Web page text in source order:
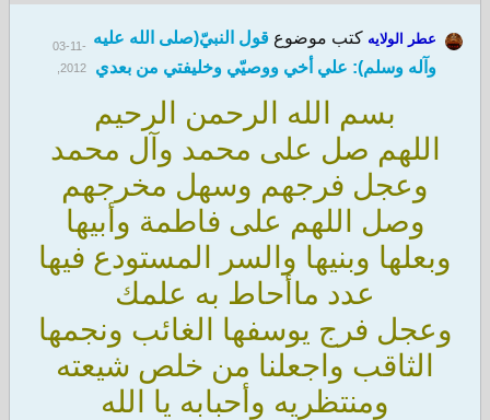
عطر الولايه كتب موضوعقول النبيّ(صلى الله عليه
وآله وسلم): علي أخي ووصيّي وخليفتي من بعدي
03-11-
بسم الله الرحمن الرحيم
اللهم صل على محمد وآل محمد
وعجل فرجهم وسهل مخرجهم
وصل اللهم على فاطمة وأبيها
وبعلها وبنيها والسر المستودع فيها
عدد ماأحاط به علمك
وعجل فرج يوسفها الغائب ونجمها
الثاقب واجعلنا من خلص شيعته
ومنتظريه وأحبابه يا الله